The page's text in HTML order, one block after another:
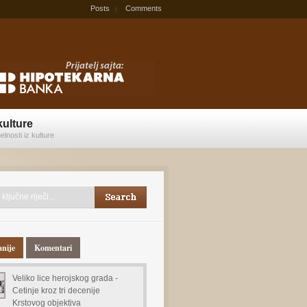
Posts Comments
iz kulture
Komentari
Veliko lice herojskog grada -
Cetinje kroz tri decenije
Krstovog objektiva